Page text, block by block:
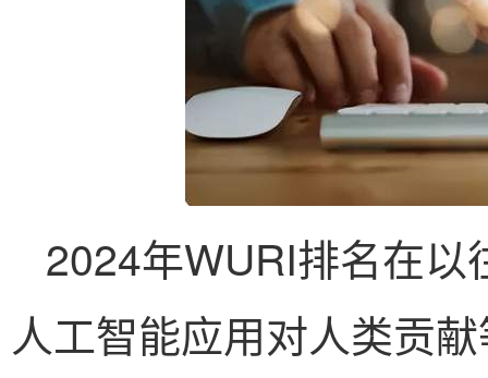
2024年WURI排名在
人工智能应用对人类贡